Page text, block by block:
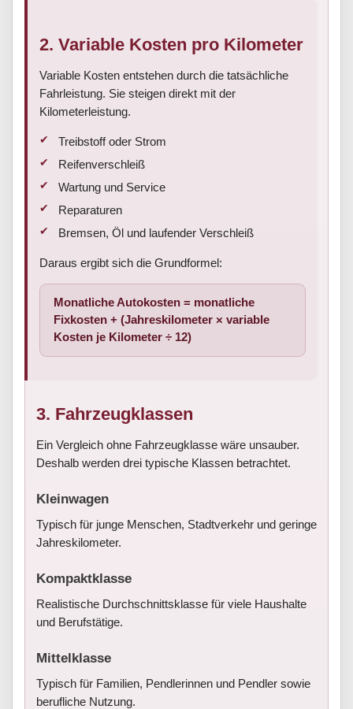
2. Variable Kosten pro Kilometer
Variable Kosten entstehen durch die tatsächliche
Fahrleistung. Sie steigen direkt mit der
Kilometerleistung.
Treibstoff oder Strom
Reifenverschleiß
Wartung und Service
Reparaturen
Bremsen, Öl und laufender Verschleiß
Daraus ergibt sich die Grundformel:
Monatliche Autokosten = monatliche
Fixkosten + (Jahreskilometer × variable
Kosten je Kilometer ÷ 12)
3. Fahrzeugklassen
Ein Vergleich ohne Fahrzeugklasse wäre unsauber.
Deshalb werden drei typische Klassen betrachtet.
Kleinwagen
Typisch für junge Menschen, Stadtverkehr und geringe
Jahreskilometer.
Kompaktklasse
Realistische Durchschnittsklasse für viele Haushalte
und Berufstätige.
Mittelklasse
Typisch für Familien, Pendlerinnen und Pendler sowie
berufliche Nutzung.